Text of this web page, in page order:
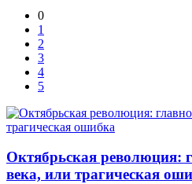
0
1
2
3
4
5
Октябрьская революция:
века, или трагическая